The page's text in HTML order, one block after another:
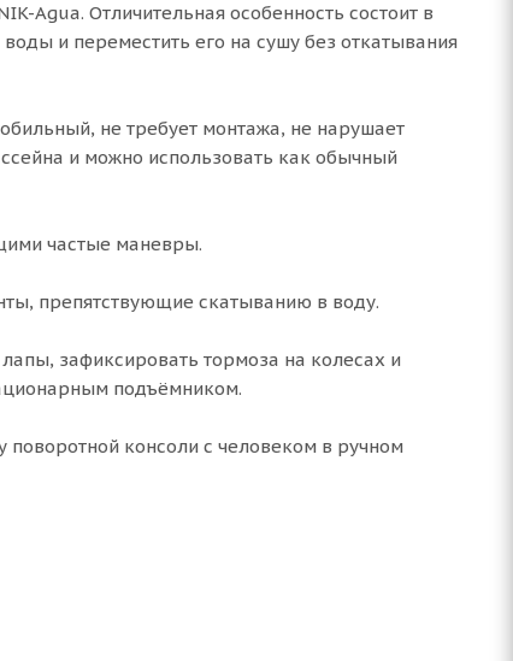
Agua. Отличительная особенность состоит в
и переместить его на сушу без откатывания
не требует монтажа, не нарушает
и можно использовать как обычный
частые маневры.
препятствующие скатыванию в воду.
зафиксировать тормоза на колесах и
подъёмником.
поворотной консоли с человеком в ручном